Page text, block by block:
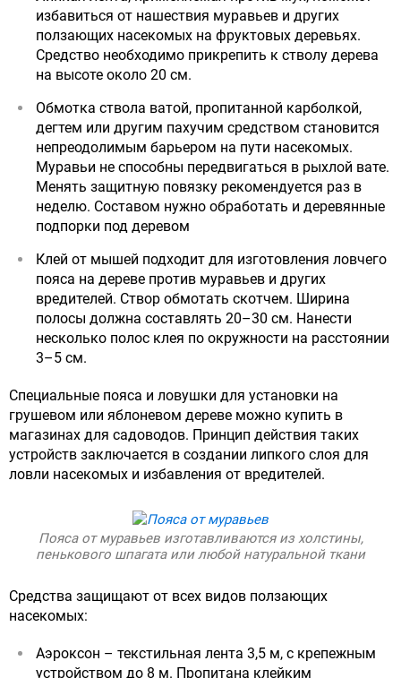
избавиться от нашествия муравьев и других
ползающих насекомых на фруктовых деревьях.
Средство необходимо прикрепить к стволу дерева
на высоте около 20 см.
Обмотка ствола ватой, пропитанной карболкой,
дегтем или другим пахучим средством становится
непреодолимым барьером на пути насекомых.
Муравьи не способны передвигаться в рыхлой вате.
Менять защитную повязку рекомендуется раз в
неделю. Составом нужно обработать и деревянные
подпорки под деревом
Клей от мышей подходит для изготовления ловчего
пояса на дереве против муравьев и других
вредителей. Створ обмотать скотчем. Ширина
полосы должна составлять 20–30 см. Нанести
несколько полос клея по окружности на расстоянии
3–5 см.
Специальные пояса и ловушки для установки на
грушевом или яблоневом дереве можно купить в
магазинах для садоводов. Принцип действия таких
устройств заключается в создании липкого слоя для
ловли насекомых и избавления от вредителей.
Пояса от муравьев изготавливаются из холстины,
пенькового шпагата или любой натуральной ткани
Средства защищают от всех видов ползающих
насекомых:
Аэроксон – текстильная лента 3,5 м, с крепежным
устройством до 8 м. Пропитана клейким